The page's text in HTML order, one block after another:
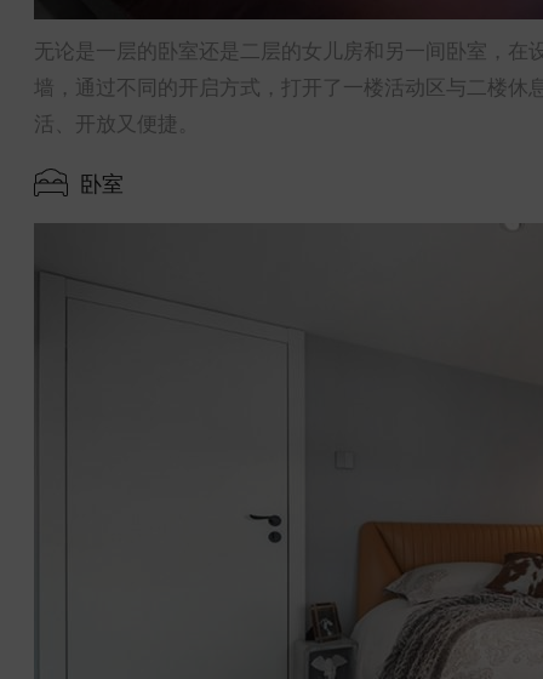
无论是一层的卧室还是二层的女儿房和另一间卧室，
墙，通过不同的开启方式，打开了一楼活动区与二楼
活、开放又便捷。
卧室